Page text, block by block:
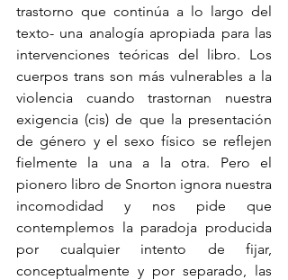
trastorno que continúa a lo largo del
texto- una analogía apropiada para las
intervenciones teóricas del libro. Los
cuerpos trans son más vulnerables a la
violencia cuando trastornan nuestra
exigencia (cis) de que la presentación
de género y el sexo físico se reflejen
fielmente la una a la otra. Pero el
pionero libro de Snorton ignora nuestra
incomodidad y nos pide que
contemplemos la paradoja producida
por cualquier intento de fijar,
conceptualmente y por separado, las